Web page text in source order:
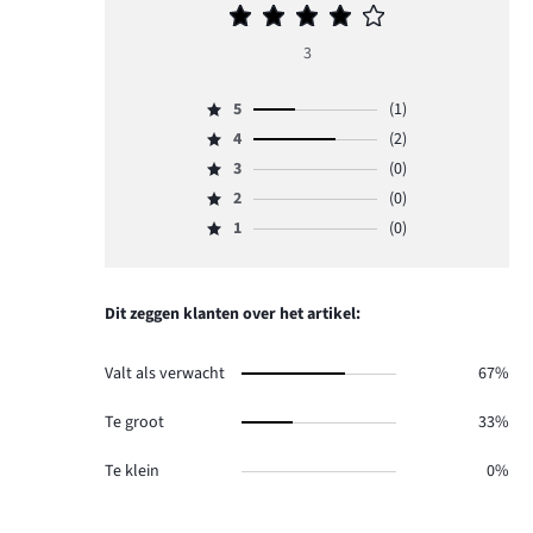
Gemiddelde
4
3
Beoordeling
5,
aantal
reviews
5
(1)
Beoordeling
4,
aantal
reviews
4
(2)
Beoordeling
3,
aantal
3
(0)
Beoordeling
2,
0.
2
(0)
Beoordeling
reviews
1 (0)
Dit zeggen klanten over het artikel:
Valt als verwacht 67%
Te groot 33%
Te klein 0%